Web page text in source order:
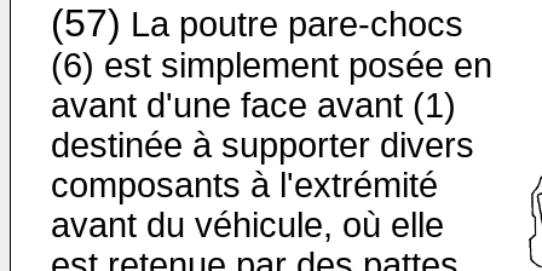
(57) La poutre pare-chocs
(6) est simplement posée en
avant d'une face avant (1)
destinée à supporter divers
composants à l'extrémité
avant du véhicule, où elle